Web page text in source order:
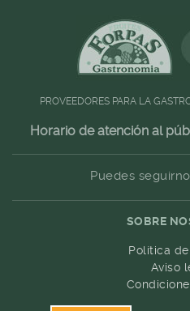
PROVEEDORES PARA LA
Horario de atención al
Puedes
SOBRE
Política
Aviso